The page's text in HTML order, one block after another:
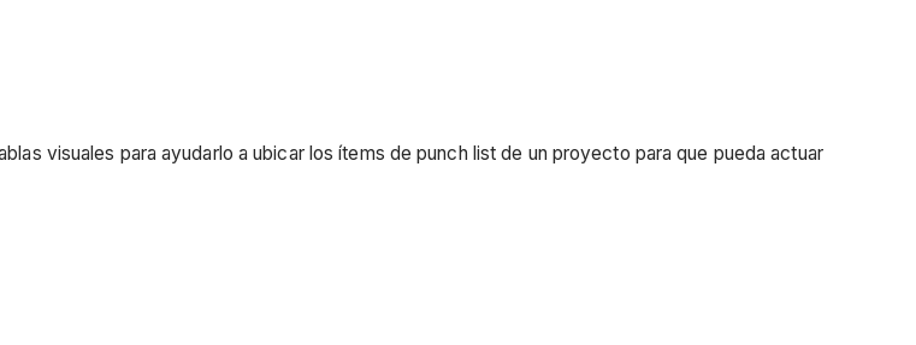
visuales para ayudarlo a ubicar los ítems de punch list de un proyecto para que pueda actuar